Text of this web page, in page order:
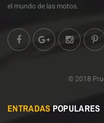
el mundo de las motos.
© 2018
ENTRADAS POPULARES